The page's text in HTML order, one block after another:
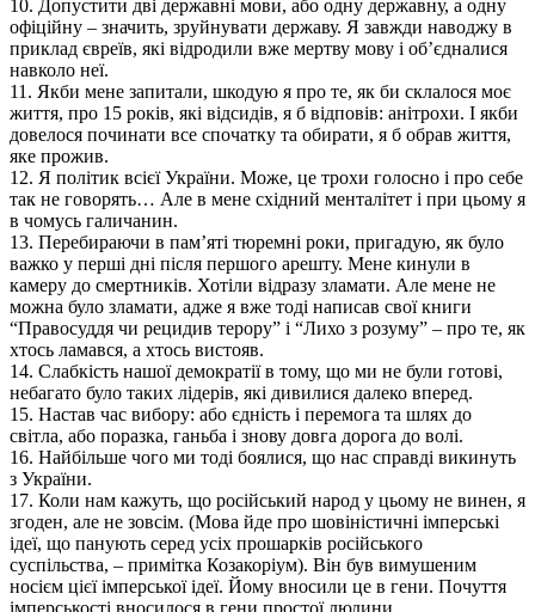
10. Допустити дві державні мови, або одну державну, а одну
офіційну – значить, зруйнувати державу. Я завжди наводжу в
приклад євреїв, які відродили вже мертву мову і об’єдналися
навколо неї.
11. Якби мене запитали, шкодую я про те, як би склалося моє
життя, про 15 років, які відсидів, я б відповів: анітрохи. І якби
довелося починати все спочатку та обирати, я б обрав життя,
яке прожив.
12. Я політик всієї України. Може, це трохи голосно і про себе
так не говорять… Але в мене східний менталітет і при цьому я
в чомусь галичанин.
13. Перебираючи в пам’яті тюремні роки, пригадую, як було
важко у перші дні після першого арешту. Мене кинули в
камеру до смертників. Хотіли відразу зламати. Але мене не
можна було зламати, адже я вже тоді написав свої книги
“Правосуддя чи рецидив терору” і “Лихо з розуму” – про те, як
хтось ламався, а хтось вистояв.
14. Слабкість нашої демократії в тому, що ми не були готові,
небагато було таких лідерів, які дивилися далеко вперед.
15. Настав час вибору: або єдність і перемога та шлях до
світла, або поразка, ганьба і знову довга дорога до волі.
16. Найбільше чого ми тоді боялися, що нас справді викинуть
з України.
17. Коли нам кажуть, що російський народ у цьому не винен, я
згоден, але не зовсім. (Мова йде про шовіністичні імперські
ідеї, що панують серед усіх прошарків російського
суспільства, – примітка Козакоріум). Він був вимушеним
носієм цієї імперської ідеї. Йому вносили це в гени. Почуття
імперськості вносилося в гени простої людини.